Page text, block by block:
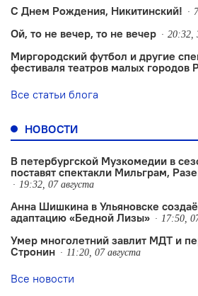
С Днем Рождения, Никитинский!
Ой, то не вечер, то не вечер 20:32,
Миргородский футбол и другие
фестиваля театров малых городов
Все статьи блога
НОВОСТИ
В петербургской Музкомедии в
поставят спектакли Мильграм,
19:32, 07 августа
Анна Шишкина в Ульяновске
адаптацию «Бедной Лизы»
17:50,
Умер многолетний завлит МДТ и
Стронин
11:20, 07 августа
Все новости